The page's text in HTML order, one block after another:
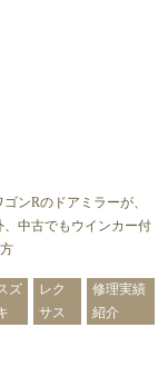
ンRのドアミラーが、
中古でもウインカー付
ズ
レク
サス
修理実績
紹介